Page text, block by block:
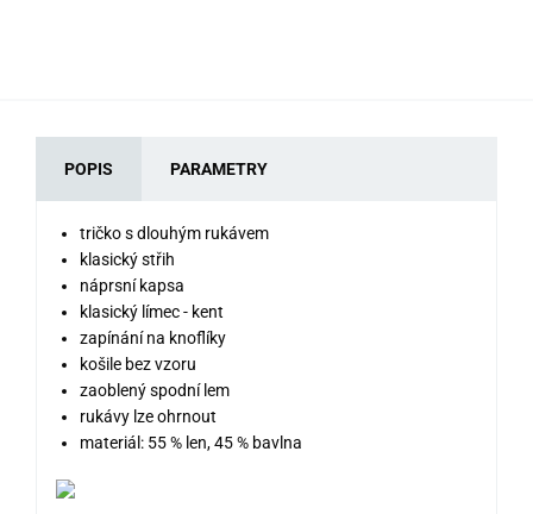
POPIS PARAMETRY
tričko s dlouhým rukávem
klasický střih
náprsní kapsa
klasický límec - kent
zapínání na knoflíky
košile bez vzoru
zaoblený spodní lem
rukávy lze ohrnout
materiál: 55 % len, 45 % bavlna